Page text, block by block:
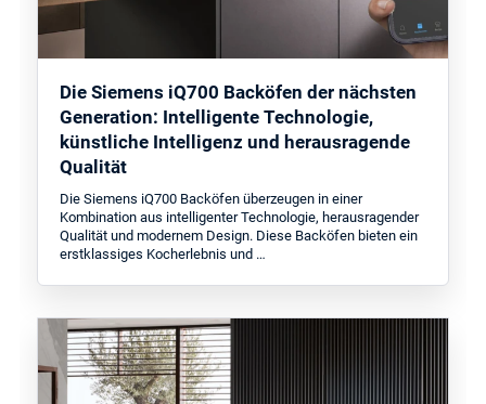
Die Siemens iQ700 Backöfen der nächsten
Generation: Intelligente Technologie,
künstliche Intelligenz und herausragende
Qualität
Die Siemens iQ700 Backöfen überzeugen in einer
Kombination aus intelligenter Technologie, herausragender
Qualität und modernem Design. Diese Backöfen bieten ein
erstklassiges Kocherlebnis und …